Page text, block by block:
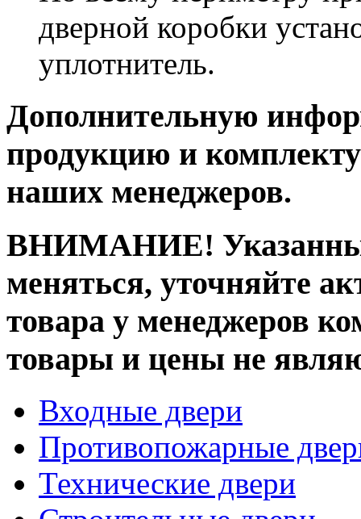
дверной коробки
уплотнитель.
Дополнительную
продукцию и
наших менеджеров.
ВНИМАНИЕ!
меняться, уточняйте
товара у менеджеров
товары и цены не
Входные двери
Противопожарные
Технические двери